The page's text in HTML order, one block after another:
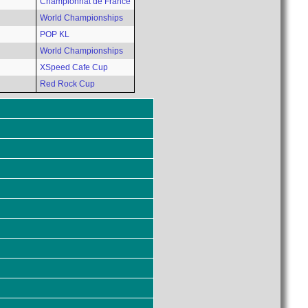
World Championships
POP KL
World Championships
XSpeed Cafe Cup
Red Rock Cup